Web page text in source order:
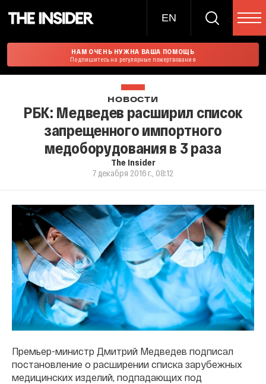
EN
НАМ ОЧЕНЬ НУЖНА ВАША ПОМОЩЬ
Подпишитесь на регулярные пожертвования
НОВОСТИ
РБК: Медведев расширил список
запрещенного импортного
медоборудования в 3 раза
The Insider
7 декабря 2016 г., 08:12
Премьер-министр Дмитрий Медведев подписал
постановление о расширении списка зарубежных
медицинских изделий, подпадающих под